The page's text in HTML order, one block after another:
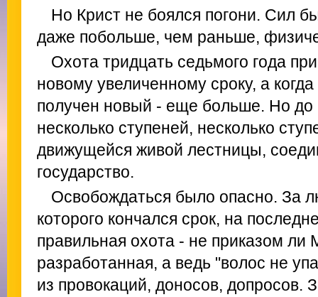
Но Крист не боялся погони. Сил
даже побольше, чем раньше,
Охота тридцать седьмого года
новому увеличенному сроку, а
получен новый - еще больше. Но
несколько ступеней, несколько
движущейся живой лестницы,
государство.
Освобождаться было опасно. За
которого кончался срок, на
правильная охота - не приказом ли
разработанная, а ведь "волос не
из провокаций, доносов, допросов.